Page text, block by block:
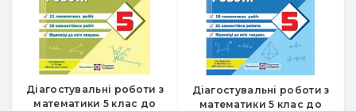
Діагостувальні роботи з
математики 5 клас до
Діагостувальні роботи з
математики 5 клас до